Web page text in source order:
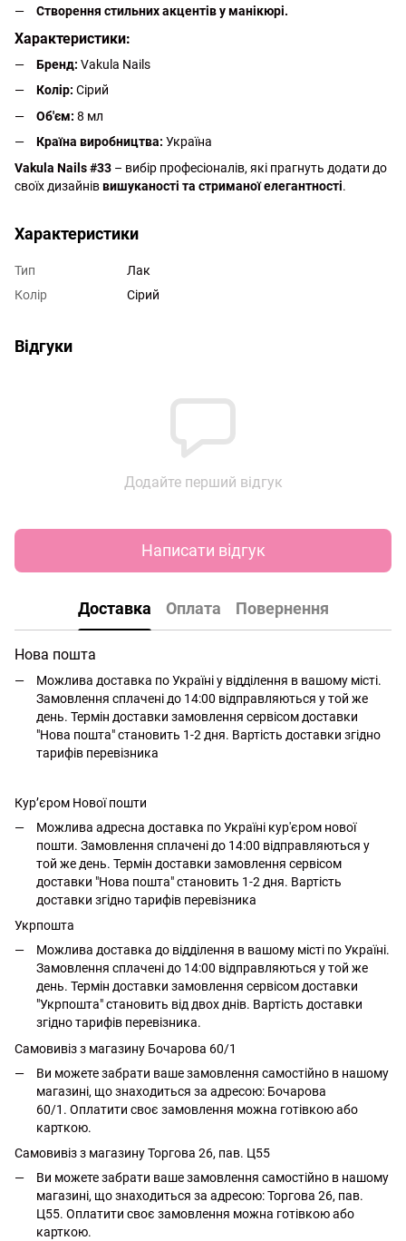
Створення стильних акцентів у манікюрі.
Характеристики:
Бренд: Vakula Nails
Колір: Сірий
Об'єм: 8 мл
Країна виробництва: Україна
Vakula Nails #33 – вибір професіоналів, які прагнуть додати до
своїх дизайніввишуканості та стриманої елегантності.
Характеристики
Тип
Лак
Колір
Сірий
Відгуки
Додайте перший відгук
Написати відгук
Доставка Оплата Повернення
Нова пошта
Можлива доставка по Україні у відділення в вашому місті.
Замовлення сплачені до 14:00 відправляються у той же
день. Термін доставки замовлення сервісом доставки
"Нова пошта" становить 1-2 дня. Вартість доставки згідно
тарифів перевізника
Кур’єром Нової пошти
Можлива адресна доставка по Україні кур'єром нової
пошти. Замовлення сплачені до 14:00 відправляються у
той же день. Термін доставки замовлення сервісом
доставки "Нова пошта" становить 1-2 дня. Вартість
доставки згідно тарифів перевізника
Укрпошта
Можлива доставка до відділення в вашому місті по Україні.
Замовлення сплачені до 14:00 відправляються у той же
день. Термін доставки замовлення сервісом доставки
"Укрпошта" становить від двох днів. Вартість доставки
згідно тарифів перевізника.
Самовивіз з магазину Бочарова 60/1
Ви можете забрати ваше замовлення самостійно в нашому
магазині, що знаходиться за адресою: Бочарова
60/1. Оплатити своє замовлення можна готівкою або
карткою.
Самовивіз з магазину Торгова 26, пав. Ц55
Ви можете забрати ваше замовлення самостійно в нашому
магазині, що знаходиться за адресою: Торгова 26, пав.
Ц55. Оплатити своє замовлення можна готівкою або
карткою.